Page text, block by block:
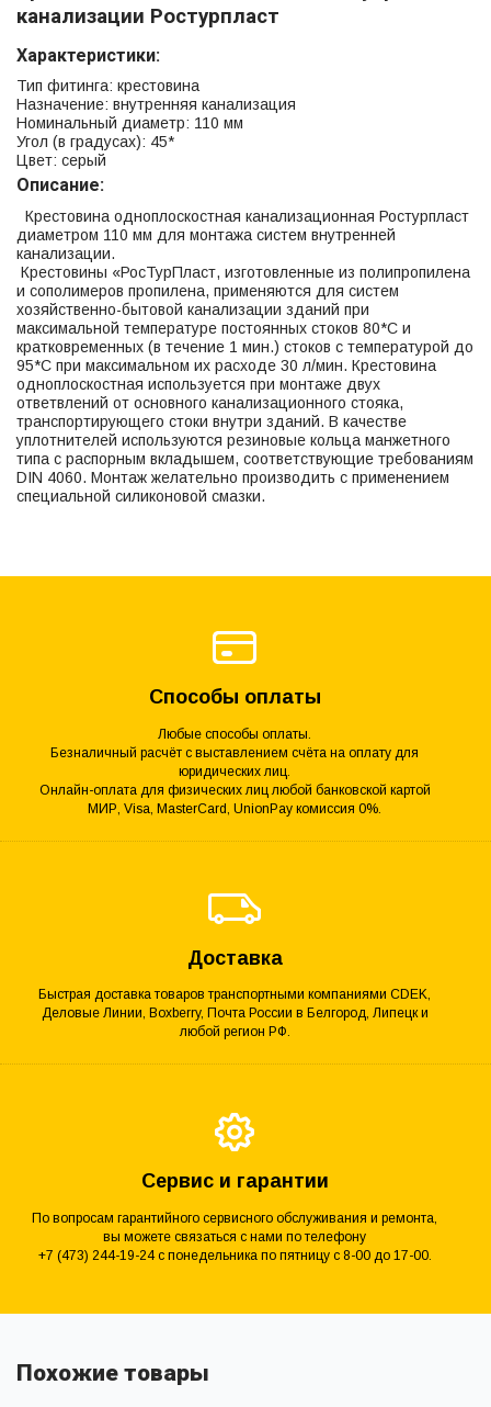
канализации Ростурпласт
Характеристики:
Тип фитинга: крестовина
Назначение: внутренняя канализация
Номинальный диаметр: 110 мм
Угол (в градусах): 45*
Цвет: серый
Описание:
Крестовина одноплоскостная канализационная Ростурпласт
диаметром 110 мм для монтажа систем внутренней
канализации.
Крестовины «РосТурПласт, изготовленные из полипропилена
и сополимеров пропилена, применяются для систем
хозяйственно-бытовой канализации зданий при
максимальной температуре постоянных стоков 80*С и
кратковременных (в течение 1 мин.) стоков с температурой до
95*С при максимальном их расходе 30 л/мин. Крестовина
одноплоскостная используется при монтаже двух
ответвлений от основного канализационного стояка,
транспортирующего стоки внутри зданий. В качестве
уплотнителей используются резиновые кольца манжетного
типа с распорным вкладышем, соответствующие требованиям
DIN 4060. Монтаж желательно производить с применением
специальной силиконовой смазки.
Способы оплаты
Любые способы оплаты.
Безналичный расчёт с выставлением счёта на оплату для
юридических лиц.
Онлайн-оплата для физических лиц любой банковской картой
МИР, Visa, MasterCard, UnionPay комиссия 0%.
Доставка
Быстрая доставка товаров транспортными компаниями CDEK,
Деловые Линии, Boxberry, Почта России в Белгород, Липецк и
любой регион РФ.
Сервис и гарантии
По вопросам гарантийного сервисного обслуживания и ремонта,
вы можете связаться с нами по телефону
+7 (473) 244-19-24 с понедельника по пятницу с 8-00 до 17-00.
Похожие товары